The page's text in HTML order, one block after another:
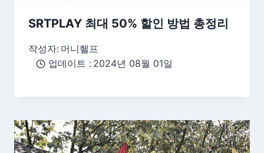
SRTPLAY 최대 50% 할인 방법 총정리
작성자: 머니헬프
업데이트 : 2024년 08월 01일